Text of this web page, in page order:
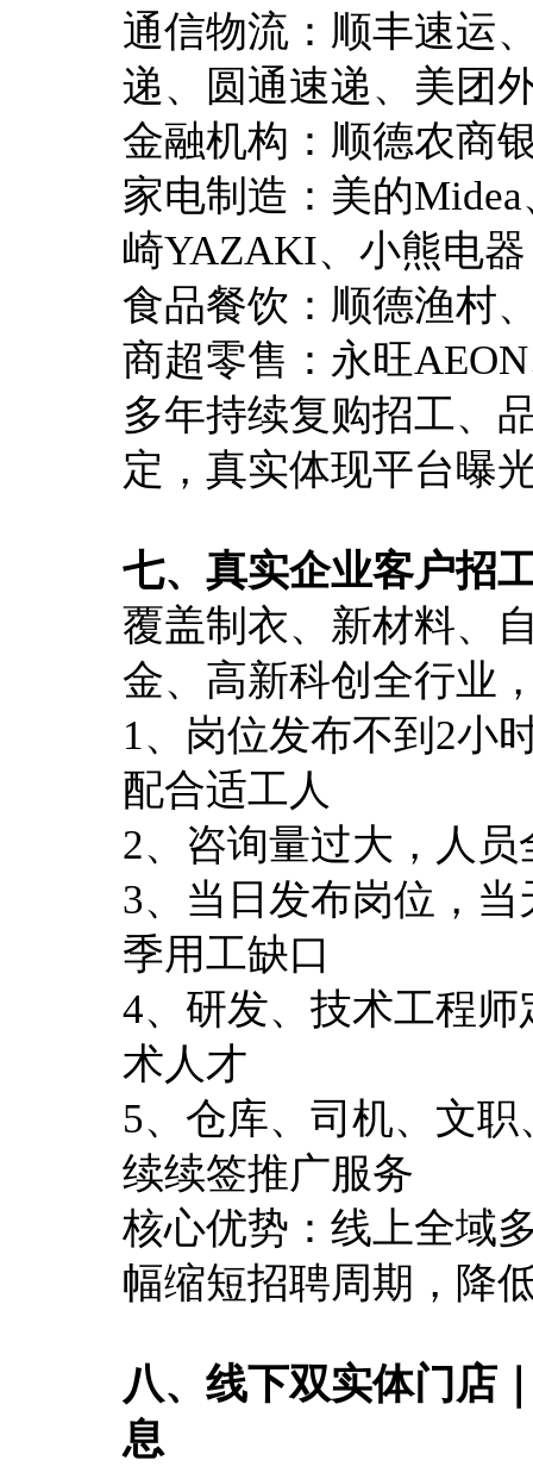
通信物流：顺丰速运
递、圆通速递、美团
金融机构：顺德农商
家电制造：美的
崎YAZAKI、小熊电器
食品餐饮：顺德渔村
商超零售：永旺
多年持续复购招工、
定，真实体现平台曝
七、真实企业客户招
覆盖制衣、新材料、
金、高新科创全行业
1、岗位发布不到2小
配合适工人
2、咨询量过大，人
3、当日发布岗位，
季用工缺口
4、研发、技术工程
术人才
5、仓库、司机、文
续续签推广服务
核心优势：线上全域
幅缩短招聘周期，降
八、线下双实体门店
息